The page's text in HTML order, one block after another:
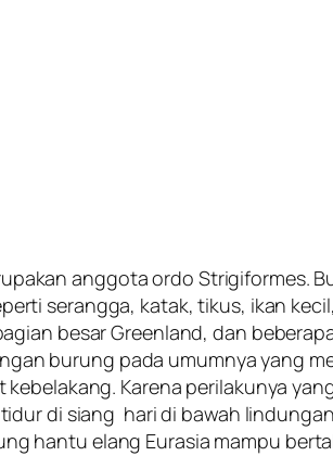
anggota ordo Strigiformes.
serangga, katak, tikus, ikan
besar Greenland, dan
burung pada umumnya yang
kebelakang. Karena perilakunya
di siang hari di bawah
hantu elang Eurasia mampu